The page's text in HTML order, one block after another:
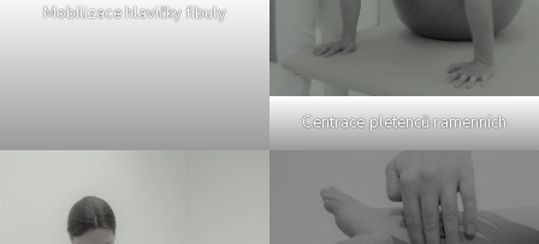
Mobilizace hlavičky fibuly
Centrace pletenců ramenních